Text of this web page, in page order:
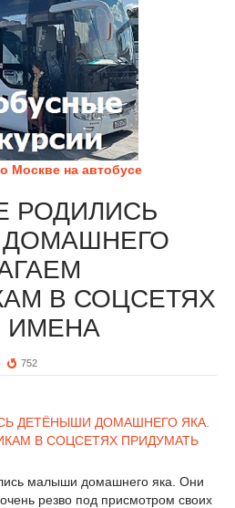
Москве на автобусе
РОДИЛИСЬ
В СОЦСЕТЯХ
ИМЕНА
752
малыши домашнего яка. Они
резво под присмотром своих